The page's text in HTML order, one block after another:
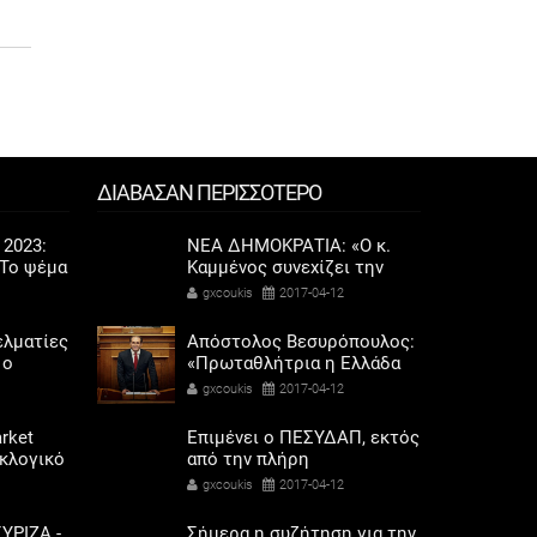
ψέμα
οι
ΔΙΑΒΑΣΑΝ ΠΕΡΙΣΣΟΤΕΡΟ
ΝΕΑ ΔΗΜΟΚΡΑΤΙΑ: «Ο κ.
Καμμένος συνεχίζει την
πολιτική του κοροϊδία στα
Δυνάμεων»
gxcoukis 2017-04-12
Απόστολος Βεσυρόπουλος:
«Πρωταθλήτρια η Ελλάδα
στην υπερφορολόγηση»
gxcoukis 2017-04-12
Επιμένει ο ΠΕΣΥΔΑΠ, εκτός
από την πλήρη
νοσοκομειακή περίθαλψη,
για την αντιμετώπιση του
gxcoukis 2017-04-12